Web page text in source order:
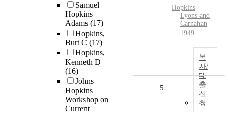
Samuel
Hopkins
Adams (17)
Hopkins,
Burt C (17)
Hopkins,
Kenneth D
(16)
Johns
Hopkins
Workshop on
Current
Hopkins
Lyons and
Carnahan
1949
복
사/
대
출
신
청
5